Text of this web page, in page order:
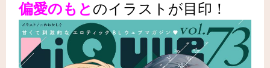
偏愛のもと のイラストが目印！